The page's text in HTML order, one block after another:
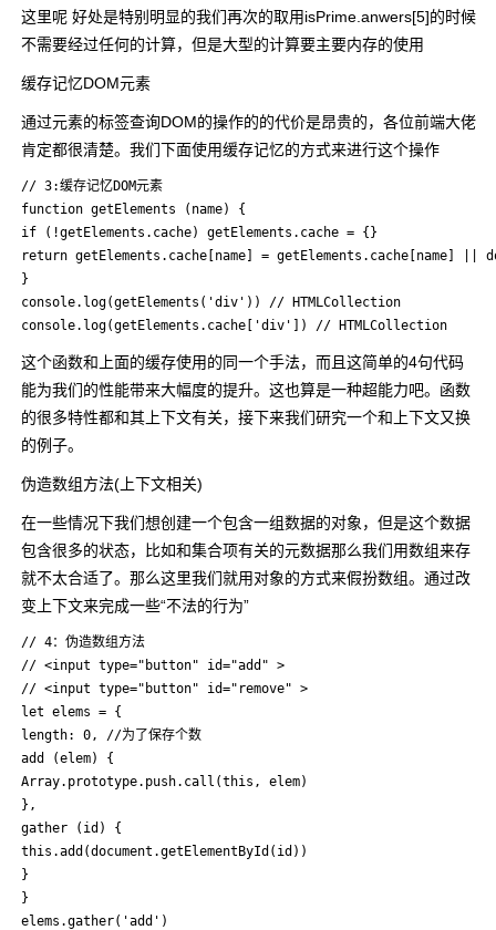
这里呢 好处是特别明显的我们再次的取用isPrime.anwers[5]的时候
不需要经过任何的计算，但是大型的计算要主要内存的使用
缓存记忆DOM元素
通过元素的标签查询DOM的操作的的代价是昂贵的，各位前端大佬
肯定都很清楚。我们下面使用缓存记忆的方式来进行这个操作
// 3:缓存记忆DOM元素
function getElements (name) {
if (!getElements.cache) getElements.cache = {}
return getElements.cache[name] = getElements.cache[name] ||
}
console.log(getElements('div')) // HTMLCollection
console.log(getElements.cache['div']) // HTMLCollection
这个函数和上面的缓存使用的同一个手法，而且这简单的4句代码
能为我们的性能带来大幅度的提升。这也算是一种超能力吧。函数
的很多特性都和其上下文有关，接下来我们研究一个和上下文又换
的例子。
伪造数组方法(上下文相关)
在一些情况下我们想创建一个包含一组数据的对象，但是这个数据
包含很多的状态，比如和集合项有关的元数据那么我们用数组来存
就不太合适了。那么这里我们就用对象的方式来假扮数组。通过改
变上下文来完成一些“不法的行为”
// 4：伪造数组方法
// <input type="button" id="add" >
// <input type="button" id="remove" >
let elems = {
length: 0, //为了保存个数
add (elem) {
Array.prototype.push.call(this, elem)
},
gather (id) {
this.add(document.getElementById(id))
}
}
elems.gather('add')